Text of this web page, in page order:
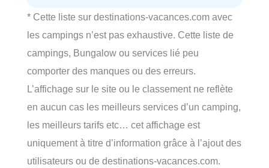
* Cette liste sur destinations-vacances.com avec
les campings n’est pas exhaustive. Cette liste de
campings, Bungalow ou services lié peu
comporter des manques ou des erreurs.
L’affichage sur le site ou le classement ne reflète
en aucun cas les meilleurs services d’un camping,
les meilleurs tarifs etc… cet affichage est
uniquement à titre d’information grâce à l’ajout des
utilisateurs ou de destinations-vacances.com.